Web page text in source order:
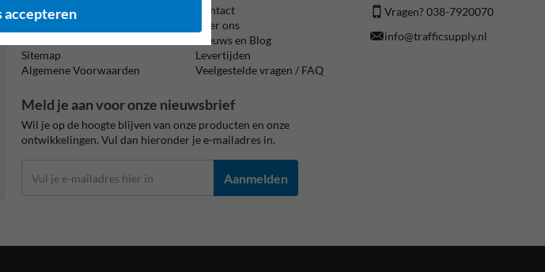
Product(en) retourneren
Cookie / Privacy
Sitemap
Algemene Voorwaarden
Contact
Over ons
Nieuws en Blog
Levertijden
Veelgestelde vragen / FAQ
Vragen? 038-7920070
info@trafficsupply.nl
Meld je aan voor onze nieuwsbrief
Wil je op de hoogte blijven van onze producten en onze
ontwikkelingen. Vul dan hieronder je e-mailadres in.
Aanmelden
accepteren